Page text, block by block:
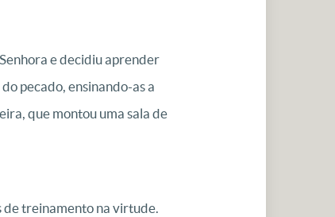
e decidiu aprender
pecado, ensinando-as a
que montou uma sala de
de treinamento na virtude.